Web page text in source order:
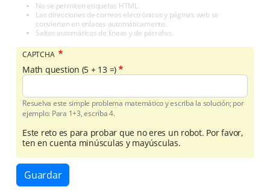
No se permiten etiquetas HTML.
Las direcciones de correos electrónicos y páginas web se
convierten en enlaces automáticamente.
Saltos automáticos de líneas y de párrafos.
CAPTCHA
Math question (5 + 13 =)
Resuelva este simple problema matemático y escriba la solución; por
ejemplo: Para 1+3, escriba 4.
Este reto es para probar que no eres un robot. Por favor,
ten en cuenta minúsculas y mayúsculas.
Guardar